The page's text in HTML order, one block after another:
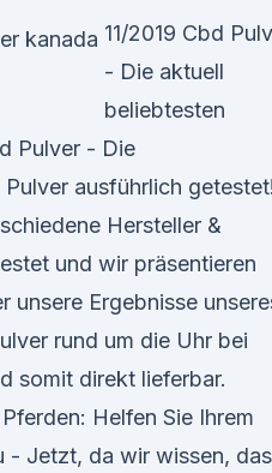
11/2019 Cbd
- Die aktuell
beliebtesten
Pulver - Die
ausführlich getestet!
Hersteller &
und wir präsentieren
unsere Ergebnisse
rund um die Uhr bei
somit direkt lieferbar.
Helfen Sie Ihrem
- Jetzt, da wir wissen,